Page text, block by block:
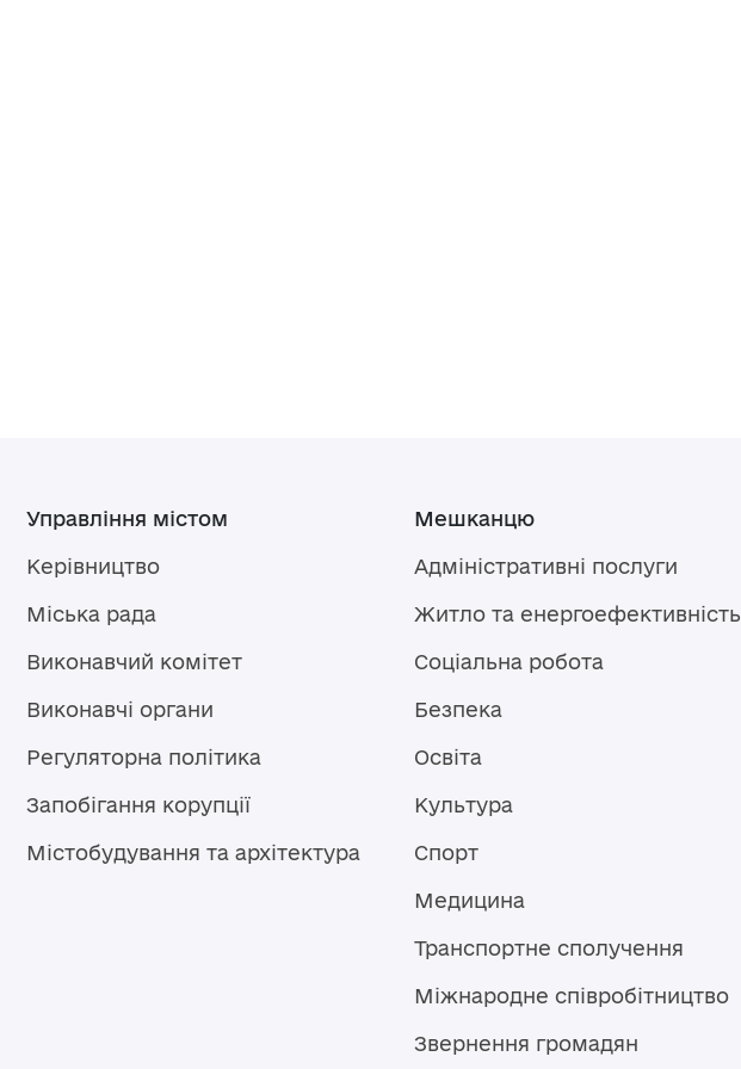
Управління містом
Керівництво
Міська рада
Виконавчий комітет
Виконавчі органи
Регуляторна політика
Запобігання корупції
Містобудування та архітектура
Мешканцю
Адміністративні послуги
Житло та енергоефективність
Соціальна робота
Безпека
Освіта
Культура
Спорт
Медицина
Транспортне сполучення
Міжнародне співробітництво
Звернення громадян